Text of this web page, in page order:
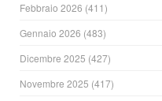
Febbraio 2026 (411)
Gennaio 2026 (483)
Dicembre 2025 (427)
Novembre 2025 (417)